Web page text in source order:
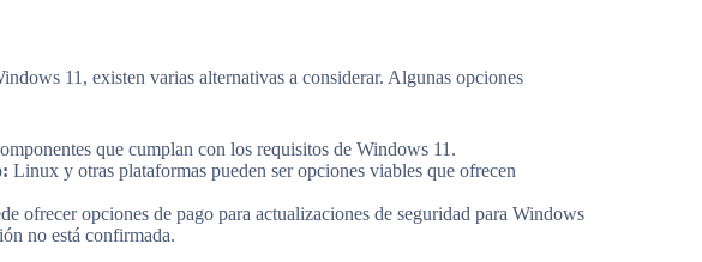
11, existen varias alternativas a considerar. Algunas opciones
que cumplan con los requisitos de Windows 11.
Linux y otras plataformas pueden ser opciones viables que ofrecen
ofrecer opciones de pago para actualizaciones de seguridad para Windows
no está confirmada.